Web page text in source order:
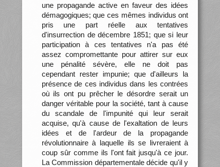
une propagande active en faveur des idées
démagogiques; que ces mêmes individus ont
pris une part réelle aux tentatives
d'insurrection de décembre 1851; que si leur
participation à ces tentatives n'a pas été
assez compromettante pour attirer sur eux
une pénalité sévère, elle ne doit pas
cependant rester impunie; que d'ailleurs la
présence de ces individus dans les contrées
où ils ont pu prêcher le désordre serait un
danger véritable pour la société, tant à cause
du scandale de l'impunité qui leur serait
acquise, qu'à cause de l'exaltation de leurs
idées et de l'ardeur de la propagande
révolutionnaire à laquelle ils se livreraient à
coup sûr comme ils l'ont fait jusqu'à ce jour.
La Commission départementale décide qu'il y